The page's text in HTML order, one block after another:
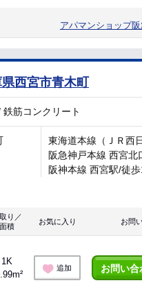
アパマンショップ
西宮市青木町
鉄筋コンクリート
東海道本線（ＪＲ西
阪急神戸本線 西宮北
阪神本線 西宮駅/徒
り／
面積
お気に入り お問
1K
追加 お問い合